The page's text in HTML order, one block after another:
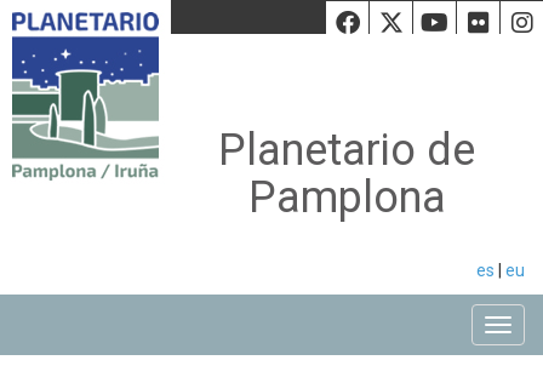
Facebook
Twiiter
Planetario de
Pamplona
es eu